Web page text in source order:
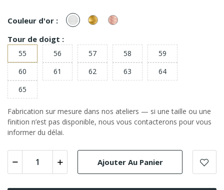
Couleur d'or : or
Blanc
or
Jaune
or
Rose
Tour de doigt :
55 56 57 58
59
60
61 62 63
64
65
Fabrication sur mesure dans nos ateliers — si une taille ou une
finition n’est pas disponible, nous vous contacterons pour vous
informer du délai.
Ajouter Au Panier